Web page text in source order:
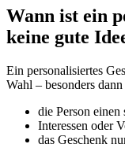
Wann ist ein
keine gute
Ein personalisiertes
Wahl – besonders
die Person
Interessen oder
das Geschenk